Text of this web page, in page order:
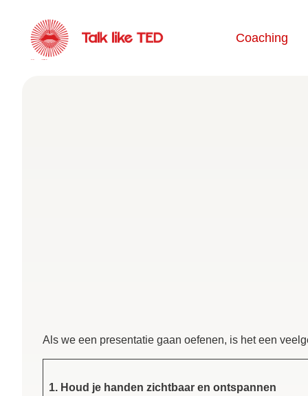
Coaching
Als we een presentatie gaan oefenen, is het een
1. Houd je handen zichtbaar en ontspannen